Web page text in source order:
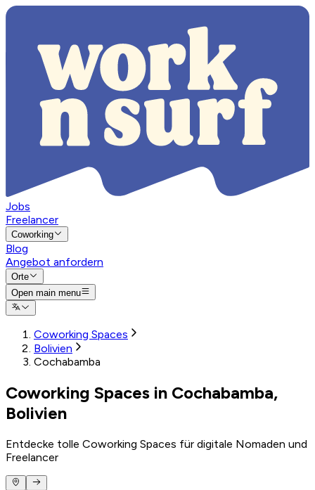
Jobs
Freelancer
Coworking
Blog
Angebot anfordern
Orte
Open main menu
Coworking Spaces
Bolivien
Cochabamba
Coworking Spaces in Cochabamba,
Bolivien
Entdecke tolle Coworking Spaces für digitale Nomaden und
Freelancer